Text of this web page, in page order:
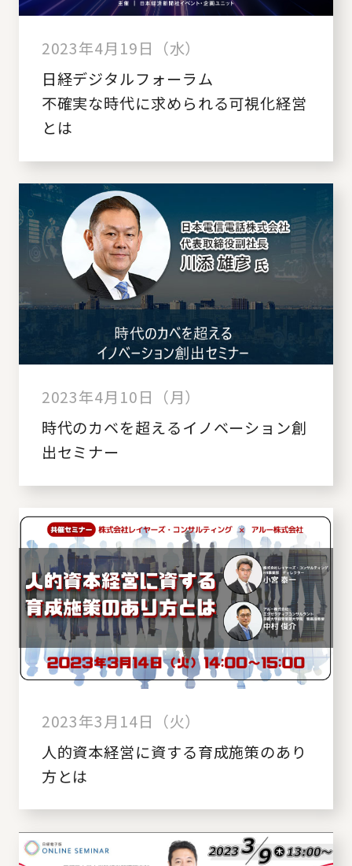
2023年4月19日（水）
日経デジタルフォーラム
不確実な時代に求められる可視化経営
とは
2023年4月10日（月）
時代のカベを超えるイノベーション創
出セミナー
2023年3月14日（火）
人的資本経営に資する育成施策のあり
方とは